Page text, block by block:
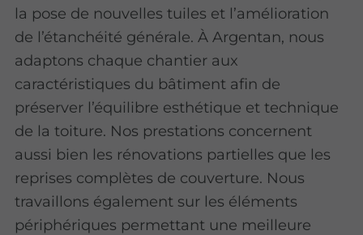
la pose de nouvelles tuiles et l’amélioration
de l’étanchéité générale. À Argentan, nous
adaptons chaque chantier aux
caractéristiques du bâtiment afin de
préserver l’équilibre esthétique et technique
de la toiture. Nos prestations concernent
aussi bien les rénovations partielles que les
reprises complètes de couverture. Nous
travaillons également sur les éléments
périphériques permettant une meilleure